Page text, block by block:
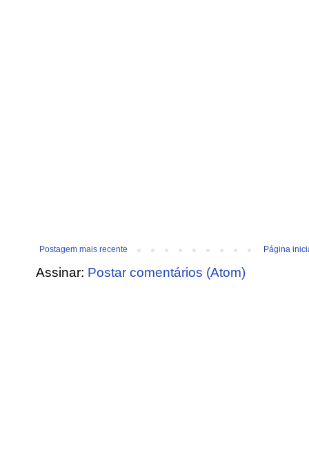
Postagem mais recente Página
Assinar: Postar comentários (Atom)